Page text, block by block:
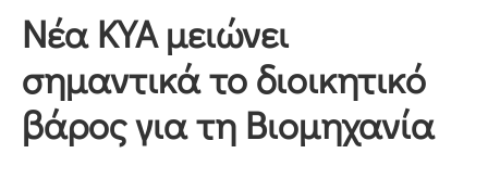
Προγράμματα
Εκδηλώσεις
Νέα ΚΥΑ μειώνει
σημαντικά το διοικητικό
βάρος για τη Βιομηχανία